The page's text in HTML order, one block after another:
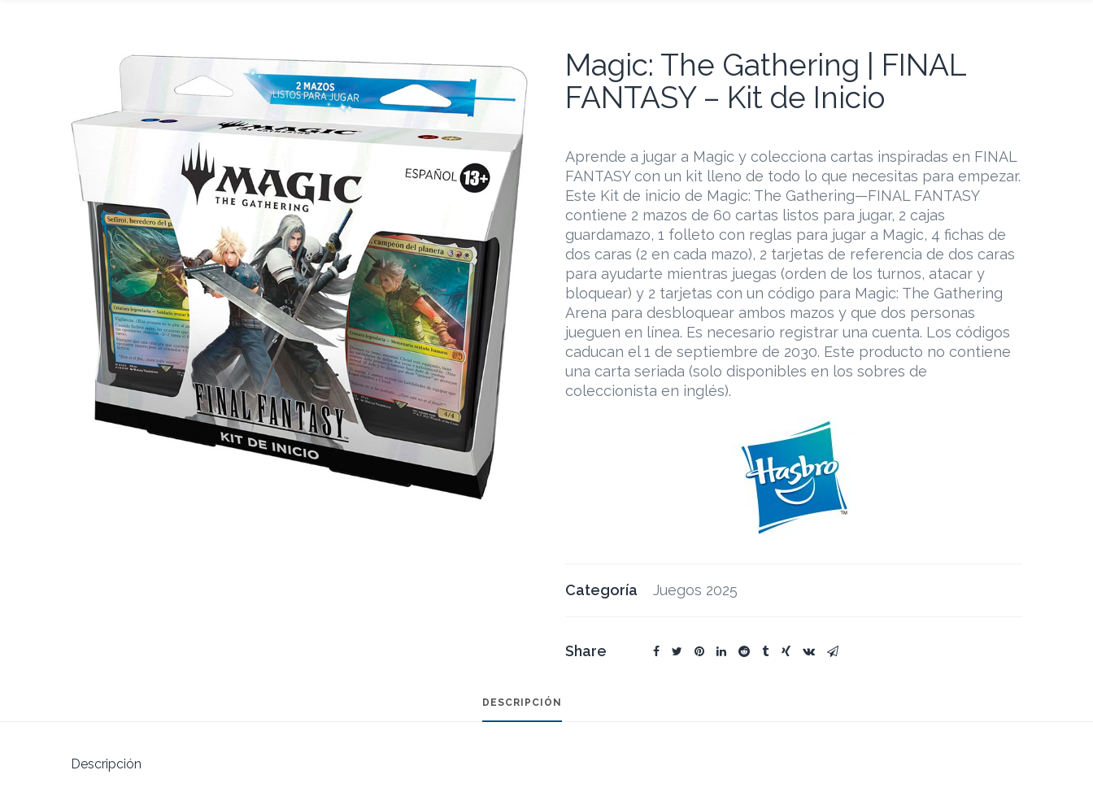
Magic: The Gathering | FINAL
FANTASY – Kit de Inicio
Aprende a jugar a Magic y colecciona cartas inspiradas en FINAL
FANTASY con un kit lleno de todo lo que necesitas para empezar.
Este Kit de inicio de Magic: The Gathering—FINAL FANTASY
contiene 2 mazos de 60 cartas listos para jugar, 2 cajas
guardamazo, 1 folleto con reglas para jugar a Magic, 4 fichas de
dos caras (2 en cada mazo), 2 tarjetas de referencia de dos caras
para ayudarte mientras juegas (orden de los turnos, atacar y
bloquear) y 2 tarjetas con un código para Magic: The Gathering
Arena para desbloquear ambos mazos y que dos personas
jueguen en línea. Es necesario registrar una cuenta. Los códigos
caducan el 1 de septiembre de 2030. Este producto no contiene
una carta seriada (solo disponibles en los sobres de
coleccionista en inglés).
Categoría Juegos 2025
Share
DESCRIPCIÓN
Descripción